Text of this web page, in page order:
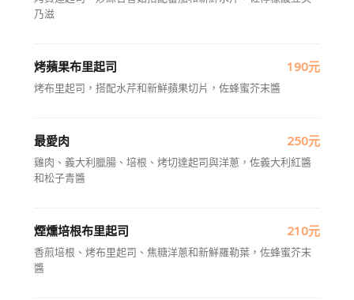
乃滋
烤蘋果布里起司 190元
烤布里起司，搭配水芹和新鮮蘋果切片，佐蜂蜜芥末醬
最愛肉 250元
雞肉、義大利臘腸、培根、烤切達起司與洋蔥，佐義大利紅醬
和松子青醬
煙燻培根布里起司 210元
香煎培根、烤布里起司、焦糖洋蔥和新鮮羅勒葉，佐蜂蜜芥末
醬